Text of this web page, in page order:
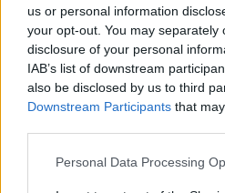
us or personal information
your opt-out. You may separately
disclosure of your personal
IAB’s list of downstream
also be disclosed by us to third
Downstream Participants that
Personal Data Processing